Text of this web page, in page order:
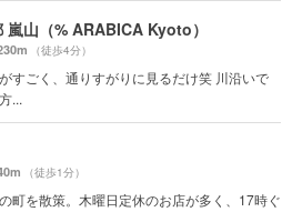
嵐山（% ARABICA Kyoto）
（徒歩4分）
すごく、通りすがりに見るだけ笑 川沿いで
...
（徒歩1分）
町を散策。木曜日定休のお店が多く、17時ぐ